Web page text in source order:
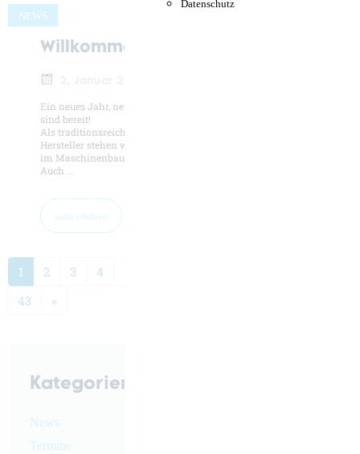
Datenschutz
NEWS
Willkommen 2025!
Ein neues Jahr, neue Chancen, neue Herausforderungen – und wir
sind bereit!
Als traditionsreiches Unternehmen und weltweit bekannter
Hersteller stehen wir für Innovation, Präzision und Verlässlichkeit
im Maschinenbau.
Auch ...
mehr erfahren
1 2 3 4
43
»
Kategorien
News
Termine